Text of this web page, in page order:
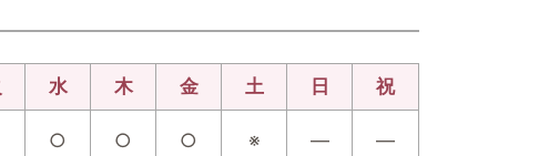
水 木 金 土 日 祝
○ ○ ○ ※ ― ―